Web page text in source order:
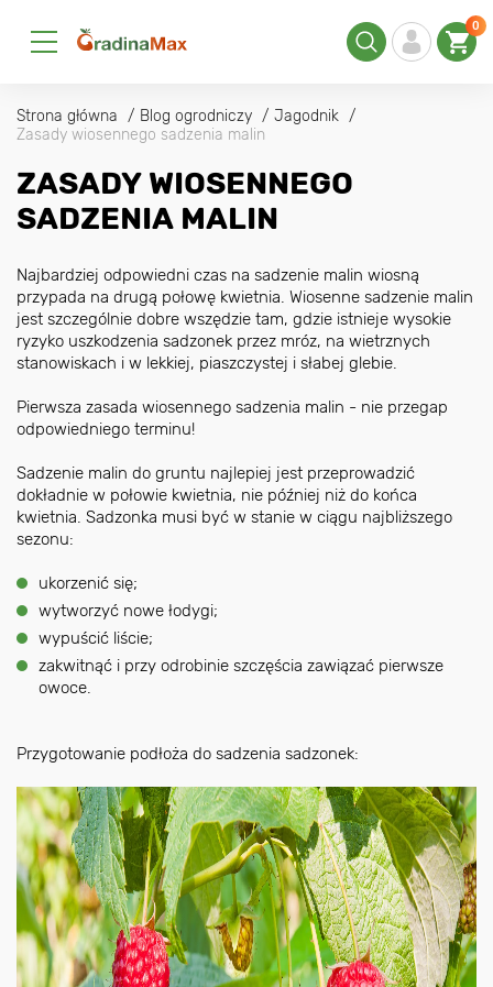
0
Strona główna Blog ogrodniczy
Jagodnik
Zasady wiosennego sadzenia malin
ZASADY WIOSENNEGO
SADZENIA MALIN
Najbardziej odpowiedni czas na sadzenie malin wiosną
przypada na drugą połowę kwietnia. Wiosenne sadzenie malin
jest szczególnie dobre wszędzie tam, gdzie istnieje wysokie
ryzyko uszkodzenia sadzonek przez mróz, na wietrznych
stanowiskach i w lekkiej, piaszczystej i słabej glebie.
Pierwsza zasada wiosennego sadzenia malin - nie przegap
odpowiedniego terminu!
Sadzenie malin do gruntu najlepiej jest przeprowadzić
dokładnie w połowie kwietnia, nie później niż do końca
kwietnia. Sadzonka musi być w stanie w ciągu najbliższego
sezonu:
ukorzenić się;
wytworzyć nowe łodygi;
wypuścić liście;
zakwitnąć i przy odrobinie szczęścia zawiązać pierwsze
owoce.
Przygotowanie podłoża do sadzenia sadzonek: